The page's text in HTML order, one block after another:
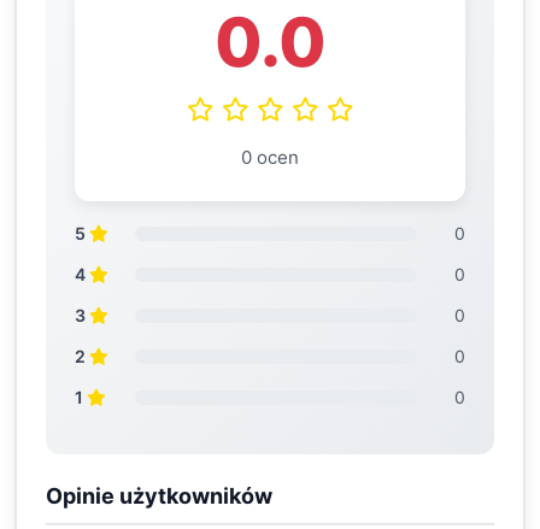
0.0
0 ocen
5
0
4
0
3
0
2
0
1
0
Opinie użytkowników